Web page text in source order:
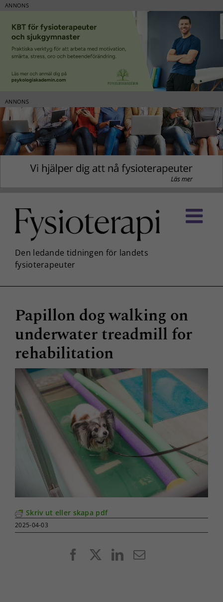
ANNONS
ANNONS
innehållet
Papillon dog walking on
underwater treadmill for
rehabilitation
Skriv ut eller skapa pdf
2025-04-03
FacebookLinkedIn
E-